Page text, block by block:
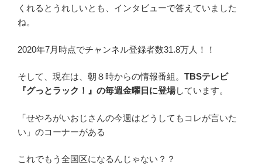
くれるとうれしいとも、インタビューで答えていました
ね。
2020年7月時点でチャンネル登録者数31.8万人！！
そして、現在は、朝８時からの情報番組。 TBSテレビ
『グっとラック！』の毎週金曜日に登場しています。
「せやろがいおじさんの今週はどうしてもコレが言いた
い」のコーナーがある
これでもう全国区になるんじゃない？？